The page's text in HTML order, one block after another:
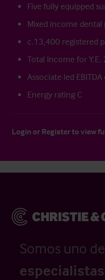
Five fully equipped
Mixed income dental
c.13,400 registered
Total Income for
Associate led
Energy rating C
Login or Registerto view
Somos uno
especialistas